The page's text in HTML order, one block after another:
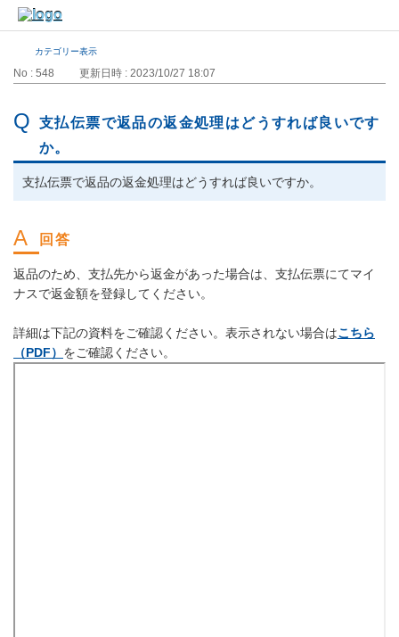
カテゴリー表示
No : 548 更新日時 : 2023/10/27 18:07
支払伝票で返品の返金処理はどうすれば良いです
か。
支払伝票で返品の返金処理はどうすれば良いですか。
返品のため、支払先から返金があった場合は、支払伝票にてマイ
ナスで返金額を登録してください。
詳細は下記の資料をご確認ください。表示されない場合はこちら
（PDF） をご確認ください。